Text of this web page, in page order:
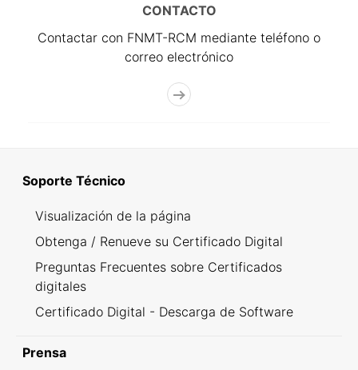
CONTACTO
Contactar con FNMT-RCM mediante teléfono o
correo electrónico
Soporte Técnico
Visualización de la página
Obtenga / Renueve su Certificado Digital
Preguntas Frecuentes sobre Certificados
digitales
Certificado Digital - Descarga de Software
Prensa